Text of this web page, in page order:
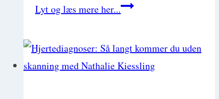
Lyt og læs mere her...Er
altid
en